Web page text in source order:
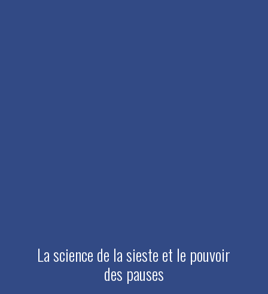
La science de la sieste et le pouvoir
des pauses